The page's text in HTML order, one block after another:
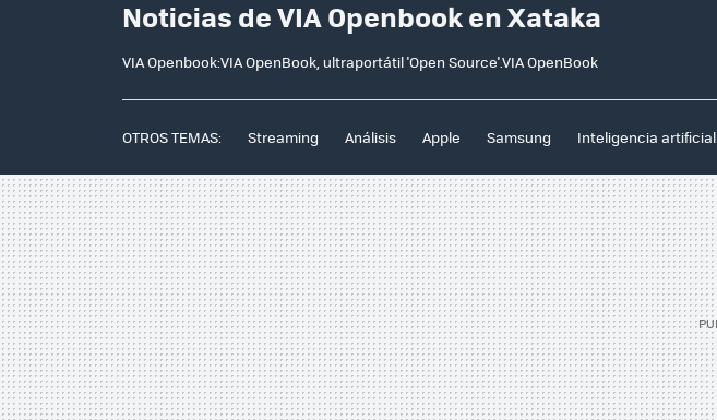
Noticias de VIA Openbook en Xataka
VIA Openbook:VIA OpenBook, ultraportátil 'Open Source'.VIA OpenBook
OTROS TEMAS: Streaming Análisis Apple Samsung Inteligencia artificial